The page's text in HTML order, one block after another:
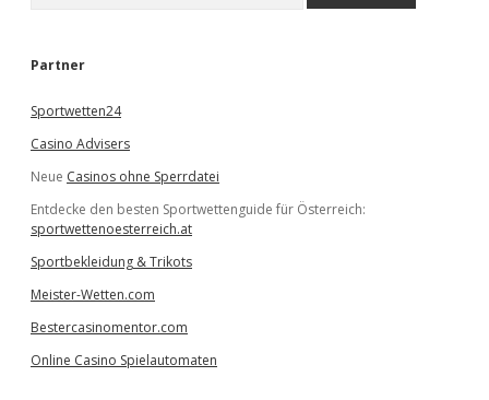
e
Partner
Sportwetten24
Casino Advisers
Neue Casinos ohne Sperrdatei
Entdecke den besten Sportwettenguide für Österreich:
sportwettenoesterreich.at
Sportbekleidung & Trikots
Meister-Wetten.com
Bestercasinomentor.com
Online Casino Spielautomaten